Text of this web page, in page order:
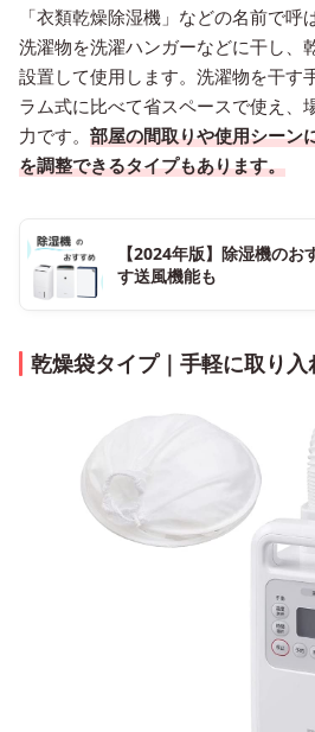
「衣類乾燥除湿機」などの名前で呼
洗濯物を洗濯ハンガーなどに干し、
設置して使用します。洗濯物を干す
ラム式に比べて省スペースで使え、
力です。 部屋の間取りや使用シーン
を調整できるタイプもあります。
【2024年版】除湿機の
す送風機能も
乾燥袋タイプ｜手軽に取り入